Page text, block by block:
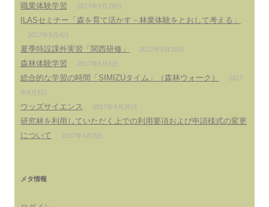
職業体験学習 2017年9月28日
ILASセミナー「森を育て活かす－林業体験をとおして考える」
2017年9月4日
夏季特設課外実習「関西研修」 2017年8月25日
森林体験学習 2017年6月5日
総合的な学習の時間「SIMIZUタイム」（森林ウォーク）
2017
年6月5日
ウッズサイエンス 2017年4月26日
研究林を利用していただく上での利用要項および申請様式の変更
について
2017年4月3日
メタ情報